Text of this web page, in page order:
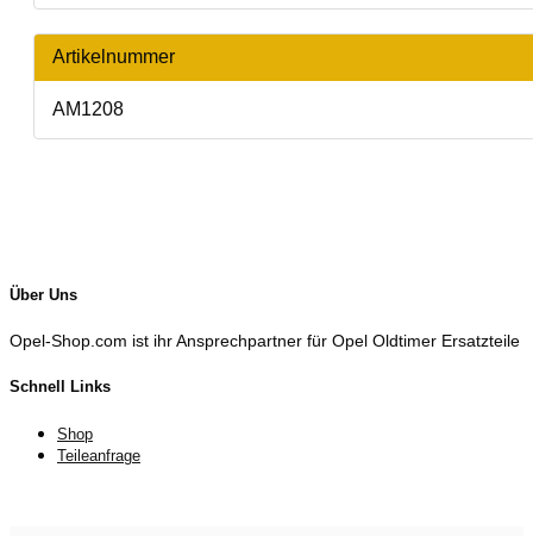
Artikelnummer
AM1208
Über Uns
Opel-Shop.com ist ihr Ansprechpartner für Opel Oldtimer Ersatzteile
Schnell Links
Shop
Teileanfrage